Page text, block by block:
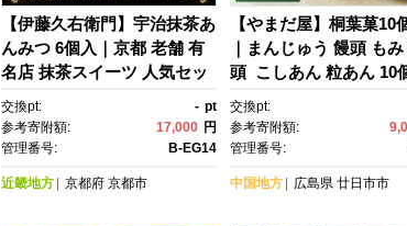
【伊藤久右衛門】宇治抹茶あ
んみつ 6個入｜京都 老舗 有
名店 抹茶スイーツ 人気セッ
ト [ 日本おみやげアワー
ド 特別審査優秀賞 濃厚抹茶
ゼリー 贅沢あんみつ グル
菓子 和菓子 送料無料 ]
交換pt: - pt
参考寄附額:
17,000 円
管理番号:
B-EG14
近畿地方 京都府 京都市
【やまだ屋】桐葉菓10
｜まんじゅう 饅頭 も
頭 こしあん 粒あん 10
り やまだ屋 和菓子 名菓
子 おやつ お土産 手土産
島土産
交換pt:
参考寄附額:
管理番号:
中国地方 広島県 廿日市市